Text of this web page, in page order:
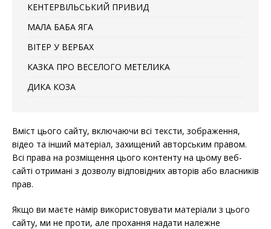
КЕНТЕРВІЛЬСЬКИЙ ПРИВИД
МАЛА БАБА ЯГА
ВІТЕР У ВЕРБАХ
КАЗКА ПРО ВЕСЕЛОГО МЕТЕЛИКА
ДИКА КОЗА
Вміст цього сайту, включаючи всі тексти, зображення,
відео та інший матеріал, захищений авторським правом.
Всі права на розміщення цього контенту на цьому веб-
сайті отримані з дозволу відповідних авторів або власників
прав.
Якщо ви маєте намір використовувати матеріали з цього
сайту, ми не проти, але прохання надати належне